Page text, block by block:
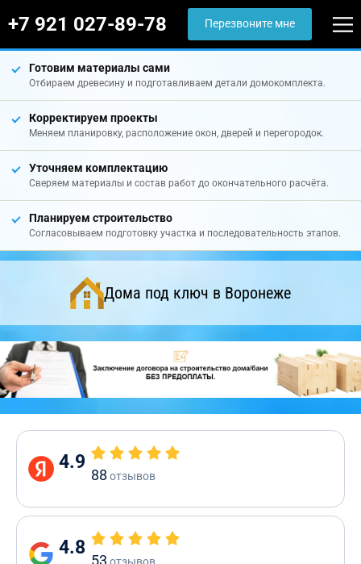
+7 921 027-89-78 Перезвоните мне
Готовим материалы сами
Отбираем древесину и подготавливаем детали домокомплекта.
Корректируем проекты
Меняем планировку, расположение окон, дверей и перегородок.
Уточняем комплектацию
Сверяем материалы и состав работ до окончательного расчёта.
Планируем строительство
Согласовываем подготовку участка и последовательность этапов.
Дома под ключ в Воронеже
4.9
88 отзывов
4.8
53